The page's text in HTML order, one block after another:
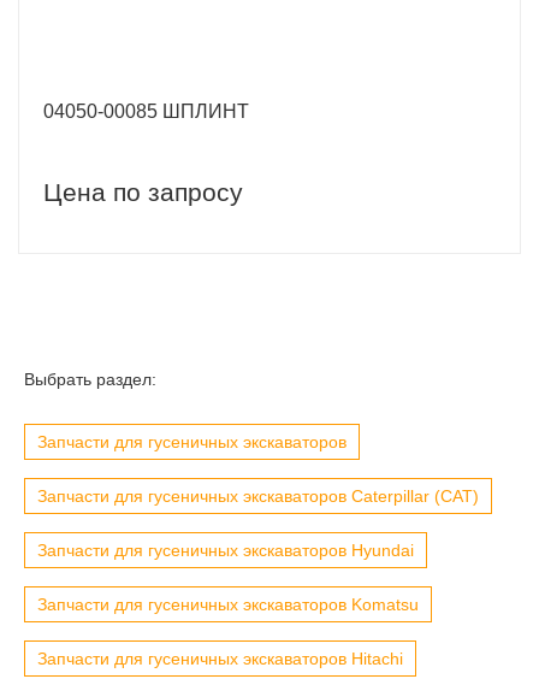
04050-00085 ШПЛИНТ
Цена по запросу
Выбрать раздел:
Запчасти для гусеничных экскаваторов
Запчасти для гусеничных экскаваторов Caterpillar (CAT)
Запчасти для гусеничных экскаваторов Hyundai
Запчасти для гусеничных экскаваторов Komatsu
Запчасти для гусеничных экскаваторов Hitachi